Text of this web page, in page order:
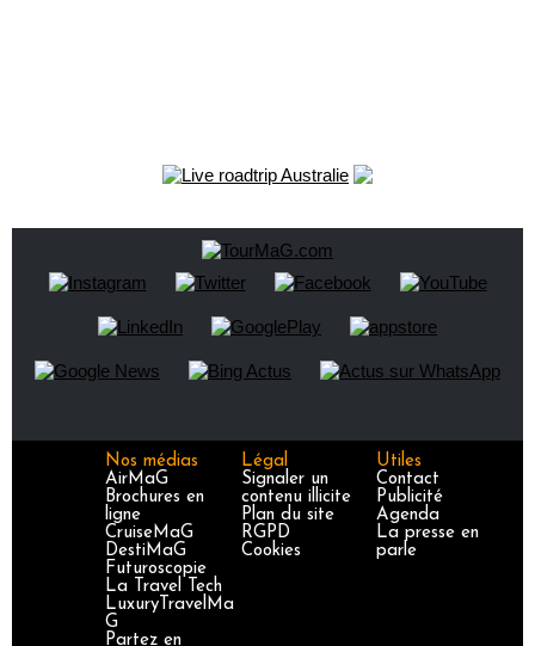
Nos médias
AirMaG
Brochures en
ligne
CruiseMaG
DestiMaG
Futuroscopie
La Travel Tech
LuxuryTravelMa
G
Partez en
Légal
Signaler un
contenu illicite
Plan du site
RGPD
Cookies
Utiles
Contact
Publicité
Agenda
La presse en
parle